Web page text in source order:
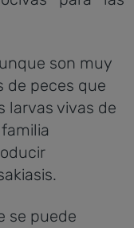
son muy
de peces que
larvas vivas de
se puede